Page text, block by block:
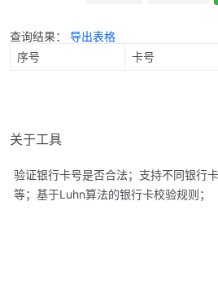
查询结果： 导出表格
序号
卡号
关于工具
验证银行卡号是否合法；支持不同银行
等；基于Luhn算法的银行卡校验规则；